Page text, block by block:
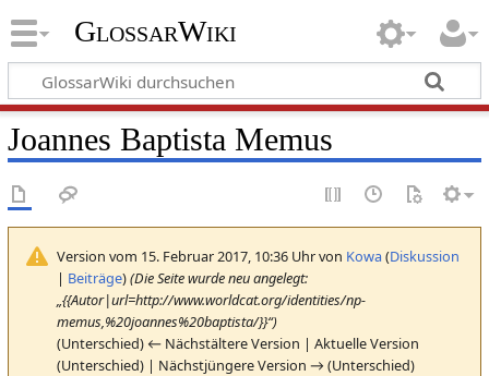
GlossarWiki
Joannes Baptista Memus
Version vom 15. Februar 2017, 10:36 Uhr von Kowa(Diskussion
| Beiträge)(Die Seite wurde neu angelegt:
„{{Autor|url=http://www.worldcat.org/identities/np-
memus,%20joannes%20baptista/}}“)
(Unterschied) ← Nächstältere Version | Aktuelle Version
(Unterschied) | Nächstjüngere Version → (Unterschied)